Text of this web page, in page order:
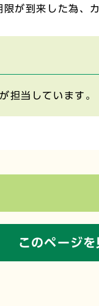
が到来した為、
が担当しています。
このページを